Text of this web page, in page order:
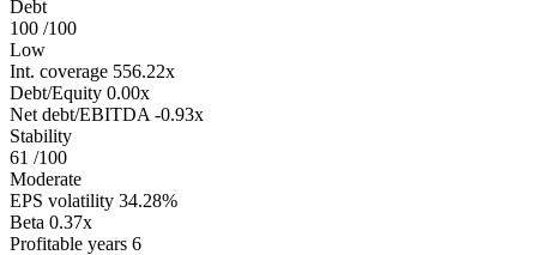
Debt
100 /100
Low
Int. coverage 556.22x
Debt/Equity 0.00x
Net debt/EBITDA -0.93x
Stability
61 /100
Moderate
EPS volatility 34.28%
Beta 0.37x
Profitable years 6